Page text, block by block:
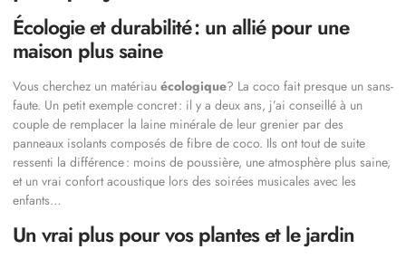
Écologie et durabilité : un allié pour une
maison plus saine
Vous cherchez un matériau écologique? La coco fait presque un sans-
faute. Un petit exemple concret : il y a deux ans, j’ai conseillé à un
couple de remplacer la laine minérale de leur grenier par des
panneaux isolants composés de fibre de coco. Ils ont tout de suite
ressenti la différence : moins de poussière, une atmosphère plus saine,
et un vrai confort acoustique lors des soirées musicales avec les
enfants…
Un vrai plus pour vos plantes et le jardin